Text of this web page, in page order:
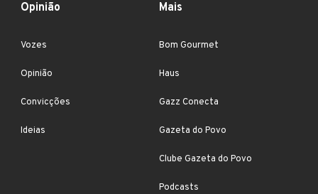
Opinião
Vozes
Opinião
Convicções
Ideias
Mais
Bom Gourmet
Haus
Gazz Conecta
Gazeta do Povo
Clube Gazeta do Povo
Podcasts